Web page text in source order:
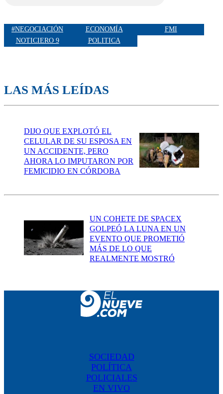
#NEGOCIACIÓN ECONOMÍA
FMI
NOTICIERO 9
POLITICA
LAS MÁS LEÍDAS
DIJO QUE EXPLOTÓ EL
CELULAR DE SU ESPOSA EN
UN ACCIDENTE, PERO
AHORA LO IMPUTARON POR
FEMICIDIO EN CÓRDOBA
UN COHETE DE SPACEX
GOLPEÓ LA LUNA EN UN
EVENTO QUE PROMETIÓ
MÁS DE LO QUE
REALMENTE MOSTRÓ
SOCIEDAD
POLÍTICA
POLICIALES
EN VIVO